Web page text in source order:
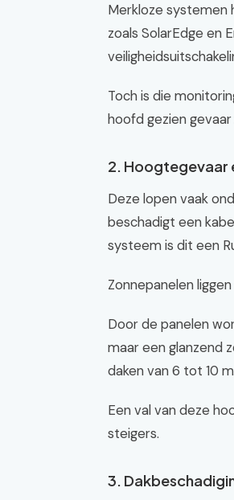
Merkloze systemen
zoals SolarEdge en
Toch is die
hoofd gezien
2. Hoogtegevaar
Deze lopen vaak
beschadigt een
systeem is dit een
Zonnepanelen
Door de panelen
maar een glanzend
daken van 6 tot 10
Een val van deze
steigers.
3.